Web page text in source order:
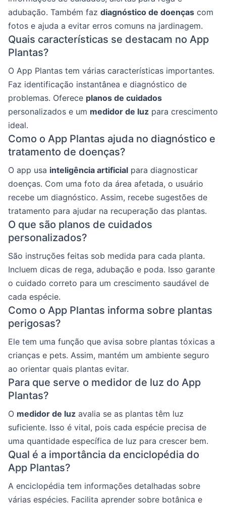
adubação. Também faz diagnóstico de doenças com
fotos e ajuda a evitar erros comuns na jardinagem.
Quais características se destacam no App
Plantas?
O App Plantas tem várias características importantes.
Faz identificação instantânea e diagnóstico de
problemas. Oferece planos de cuidados
personalizados e um medidor de luz para crescimento
ideal.
Como o App Plantas ajuda no diagnóstico e
tratamento de doenças?
O app usa inteligência artificial para diagnosticar
doenças. Com uma foto da área afetada, o usuário
recebe um diagnóstico. Assim, recebe sugestões de
tratamento para ajudar na recuperação das plantas.
O que são planos de cuidados
personalizados?
São instruções feitas sob medida para cada planta.
Incluem dicas de rega, adubação e poda. Isso garante
o cuidado correto para um crescimento saudável de
cada espécie.
Como o App Plantas informa sobre plantas
perigosas?
Ele tem uma função que avisa sobre plantas tóxicas a
crianças e pets. Assim, mantém um ambiente seguro
ao orientar quais plantas evitar.
Para que serve o medidor de luz do App
Plantas?
O medidor de luz avalia se as plantas têm luz
suficiente. Isso é vital, pois cada espécie precisa de
uma quantidade específica de luz para crescer bem.
Qual é a importância da enciclopédia do
App Plantas?
A enciclopédia tem informações detalhadas sobre
várias espécies. Facilita aprender sobre botânica e